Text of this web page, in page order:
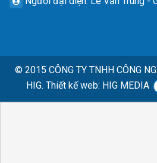
© 2015 CÔNG TY TNHH CÔNG
HIG. Thiết kế web: HIG MEDIA